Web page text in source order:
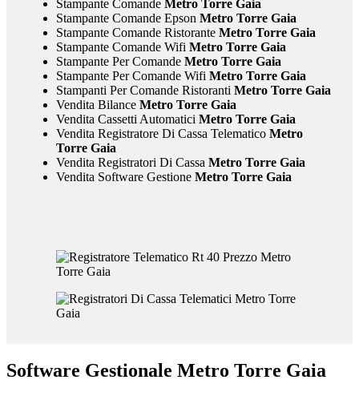
Stampante ComandeMetro Torre Gaia
Stampante Comande Epson Metro Torre Gaia
Stampante Comande RistoranteMetro Torre Gaia
Stampante Comande Wifi Metro Torre Gaia
Stampante Per ComandeMetro Torre Gaia
Stampante Per Comande Wifi Metro Torre Gaia
Stampanti Per Comande Ristoranti Metro Torre Gaia
Vendita BilanceMetro Torre Gaia
Vendita Cassetti Automatici Metro Torre Gaia
Vendita Registratore Di Cassa TelematicoMetro
Torre Gaia
Vendita Registratori Di Cassa Metro Torre Gaia
Vendita Software GestioneMetro Torre Gaia
Software Gestionale Metro Torre Gaia